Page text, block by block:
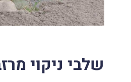
שלבי ניקוי